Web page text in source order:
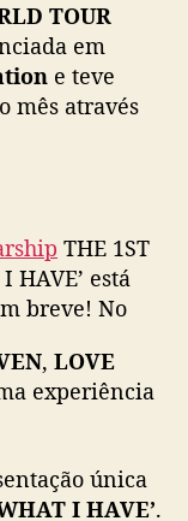
s
h
o
w
o
d
a
“
S
T
R
L
TOUR
em
e teve
mês através
THE 1ST
HAVE’ está
breve! No
uma pessoa
com a
, LOVE
experiência
única
I HAVE’.